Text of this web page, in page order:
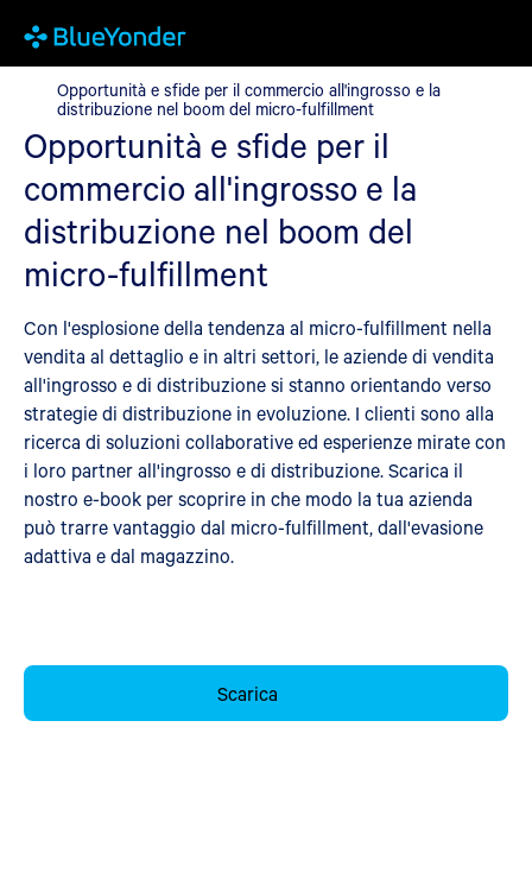
Opportunità e sfide per il commercio all'ingrosso e la
Opportunità e sfide per il commercio all'ingrosso e la
distribuzione nel boom del micro-fulfillment
Opportunità e sfide per il
commercio all'ingrosso e la
distribuzione nel boom del
micro-fulfillment
Con l'esplosione della tendenza al micro-fulfillment nella
vendita al dettaglio e in altri settori, le aziende di vendita
all'ingrosso e di distribuzione si stanno orientando verso
strategie di distribuzione in evoluzione. I clienti sono alla
ricerca di soluzioni collaborative ed esperienze mirate con
i loro partner all'ingrosso e di distribuzione. Scarica il
nostro e-book per scoprire in che modo la tua azienda
può trarre vantaggio dal micro-fulfillment, dall'evasione
adattiva e dal magazzino.
Scarica